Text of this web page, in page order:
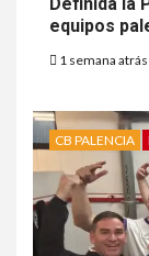
equipos
1 semana atrás
CB PALENCIA